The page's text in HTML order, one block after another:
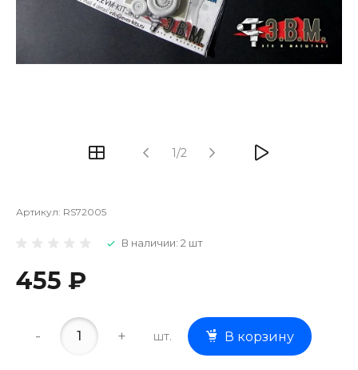
1/2
Артикул: RS72005
В наличии: 2 шт
455 ₽
- + шт. В корзину